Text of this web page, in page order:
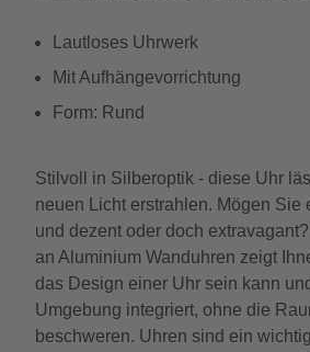
Lautloses Uhrwerk
Mit Aufhängevorrichtung
Form: Rund
Stilvoll in Silberoptik - diese Uhr
neuen Licht erstrahlen. Mögen Sie
und dezent oder doch
an Aluminium Wanduhren zeigt
das Design einer Uhr sein kann
Umgebung integriert, ohne die
beschweren. Uhren sind ein